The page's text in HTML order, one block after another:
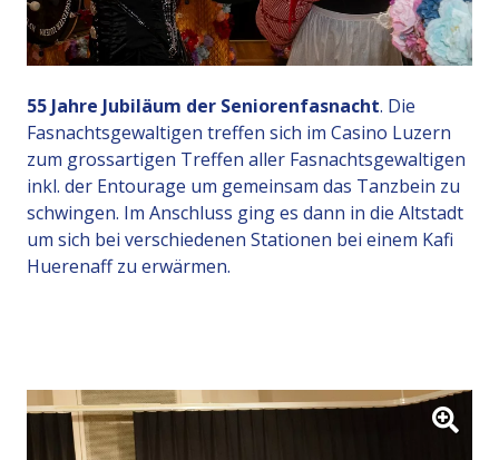
55 Jahre Jubiläum der Seniorenfasnacht. Die
Fasnachtsgewaltigen treffen sich im Casino Luzern
zum grossartigen Treffen aller Fasnachtsgewaltigen
inkl. der Entourage um gemeinsam das Tanzbein zu
schwingen. Im Anschluss ging es dann in die Altstadt
um sich bei verschiedenen Stationen bei einem Kafi
Huerenaff zu erwärmen.